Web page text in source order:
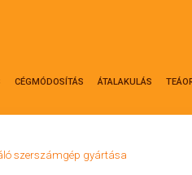
CÉGMÓDOSÍTÁS ÁTALAKULÁS
szerszámgép gyártása